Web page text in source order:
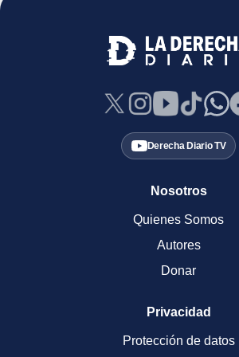
Derecha Diario TV
Nosotros
Quienes Somos
Autores
Donar
Privacidad
Protección de datos